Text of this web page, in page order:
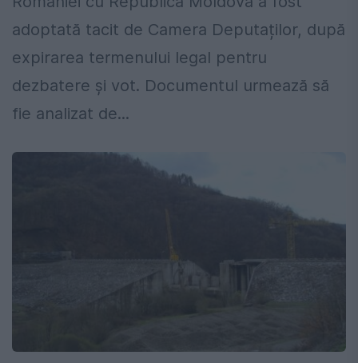
adoptată tacit de Camera Deputaților, după
expirarea termenului legal pentru
dezbatere și vot. Documentul urmează să
fie analizat de...